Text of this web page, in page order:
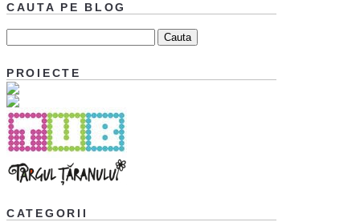
CAUTA PE BLOG
PROIECTE
CATEGORII